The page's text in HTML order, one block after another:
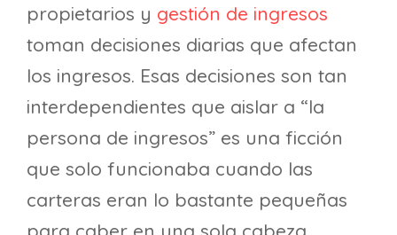
propietarios y gestión de ingresos
toman decisiones diarias que afectan
los ingresos. Esas decisiones son tan
interdependientes que aislar a “la
persona de ingresos” es una ficción
que solo funcionaba cuando las
carteras eran lo bastante pequeñas
para caber en una sola cabeza.